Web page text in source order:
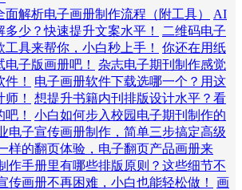
解析电子画册制作流程（附工具）
AI
少？快速提升文案水平！
二维码电子
具来帮你，小白秒上手！
你还在用纸
子版画册吧！
杂志电子期刊制作感觉
！
电子画册软件下载选哪一个？用这
！
想提升书籍内刊排版设计水平？看
！
小白如何步入校园电子期刊制作的
电子宣传画册制作，简单三步搞定高级
样的翻页体验，电子翻页产品画册来
作手册里有哪些排版原则？这些细节不
传画册不再困难，小白也能轻松做！
画